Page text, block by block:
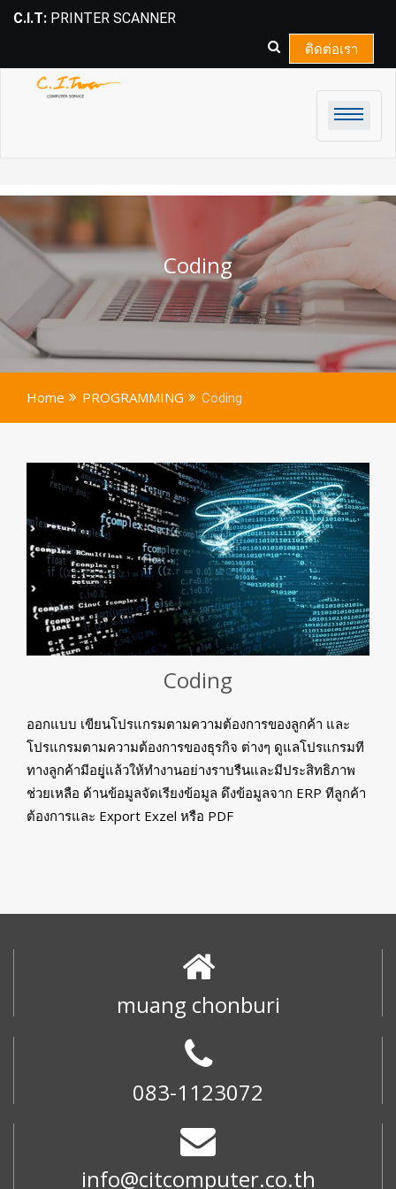
Skip
C.I.T: PRINTER SCANNER
ติดต่อเรา
Coding
Home PROGRAMMING Coding
Coding
ออกแบบ เขียนโปรแกรมตามความต้องการของลูกค้า และ
โปรแกรมตามความต้องการของธุรกิจ ต่างๆ ดูแลโปรแกรมที
ทางลูกค้ามีอยุู่แล้วให้ทํางานอย่างราบรืนและมีประสิทธิภาพ
ช่วยเหลือ ด้านข้อมูลจัดเรียงข้อมูล ดึงข้อมูลจาก ERP ทีลูกค้า
ต้องการและ Export Exzel หรือ PDF
muang chonburi
083-1123072
info@citcomputer.co.th